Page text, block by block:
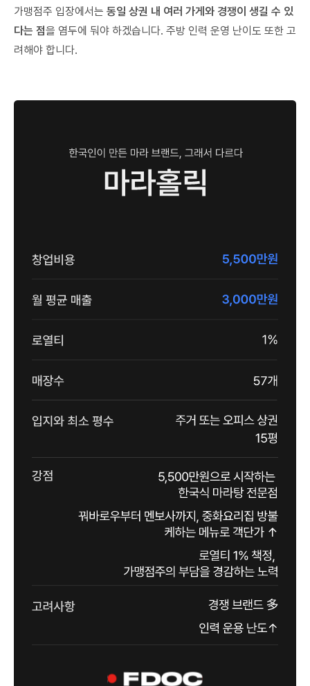
가맹점주 입장에서는 동일 상권 내 여러 가게와 경쟁이 생길 수 있
다는 점을 염두에 둬야 하겠습니다. 주방 인력 운영 난이도 또한 고
려해야 합니다.